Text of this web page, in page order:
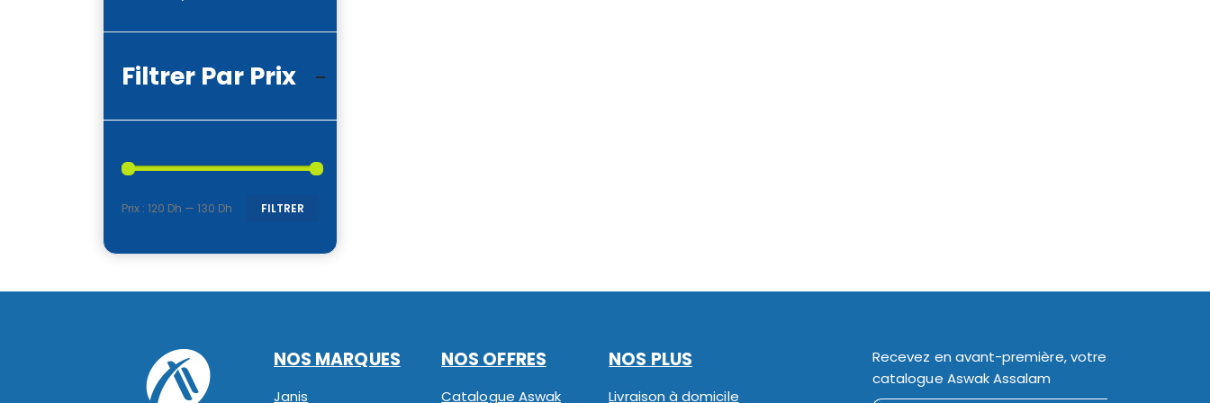
Filtrer Par Prix
FILTRER
Prix : 120 Dh — 130 Dh
NOS MARQUES
Janis
NOS OFFRES
Catalogue Aswak
NOS PLUS
Livraison à domicile
Recevez en avant-première, votre
catalogue Aswak Assalam